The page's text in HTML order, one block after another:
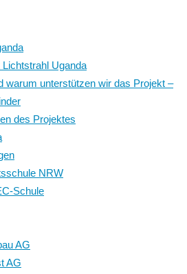
Lichtstrahl Uganda
warum unterstützen wir das Projekt –
des Projektes
NRW
Schule
AG
AG